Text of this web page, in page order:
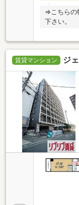
⇒こちらの
下さい。
賃貸マンション ジ